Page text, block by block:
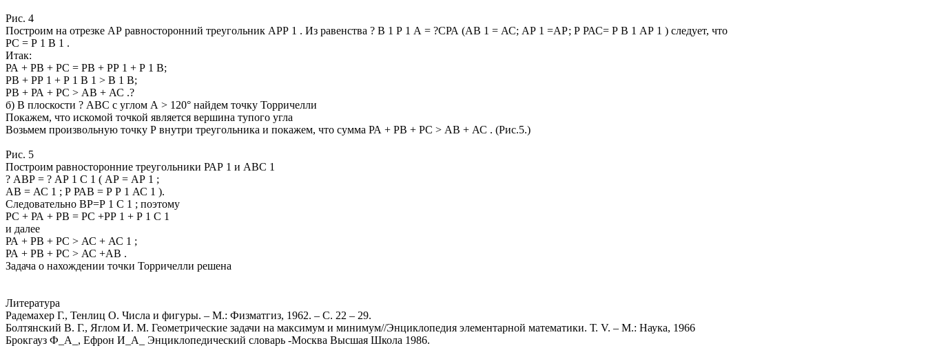
Рис. 4
Построим на отрезке АР равносторонний треугольник АРР 1 . Из равенства ? В 1 Р 1 А = ?СРА (АВ 1 = АС; АР 1 =АР; Р РАС= Р В 1 АР 1 ) следует, что
РС = Р 1 В 1 .
Итак:
РА + РВ + РС = РВ + РР 1 + Р 1 В;
РВ + РР 1 + Р 1 В 1 > В 1 В;
РВ + РА + РС > АВ + АС .?
б) В плоскости ? АВС с углом А > 120° найдем точку Торричелли
Покажем, что искомой точкой является вершина тупого угла
Возьмем произвольную точку Р внутри треугольника и покажем, что сумма РА + РВ + РС > АВ + АС . (Рис.5.)
Рис. 5
Построим равносторонние треугольники РАР 1 и АВС 1
? АВР = ? АР 1 С 1 ( АР = АР 1 ;
АВ = АС 1 ; Р РАВ = Р Р 1 АС 1 ).
Следовательно ВР=Р 1 С 1 ; поэтому
РС + РА + РВ = РС +РР 1 + Р 1 С 1
и далее
РА + РВ + РС > АС + АС 1 ;
РА + РВ + РС > АС +АВ .
Задача о нахождении точки Торричелли решена
Литература
Радемахер Г., Тенлиц О. Числа и фигуры. – М.: Физматгиз, 1962. – С. 22 – 29.
Болтянский В. Г., Яглом И. М. Геометрические задачи на максимум и минимум//Энциклопедия элементарной математики. Т. V. – М.: Наука, 1966
Брокгауз Ф_А_, Ефрон И_А_ Энциклопедический словарь -Москва Высшая Школа 1986.